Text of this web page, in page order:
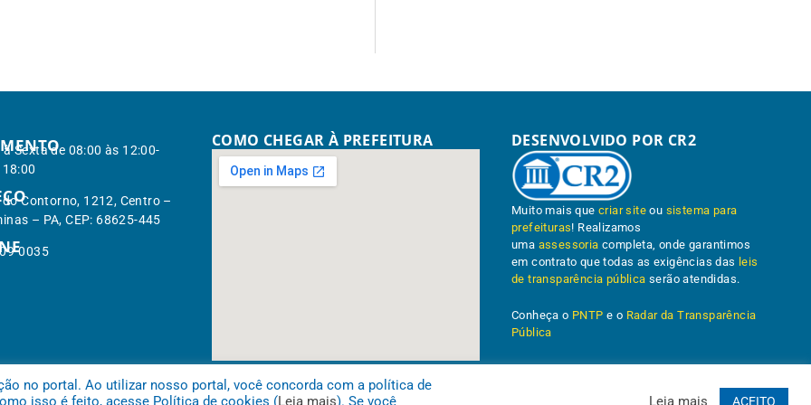
à Sexta de 08:00 às 12:00-
do Contorno, 1212, Centro –
– PA, CEP: 68625-445
0035
COMO CHEGAR À PREFEITURA DESENVOLVIDO POR CR2
Muito mais quecriar site ou sistema para
prefeituras! Realizamos
uma assessoria completa, onde garantimos
em contrato que todas as exigências das leis
de transparência pública serão atendidas.
Conheça o PNTP e o Radar da Transparência
Pública
no portal. Ao utilizar nosso portal, você concorda com a política de
isso é feito, acesse Política de cookies (Leia mais). Se você Leia mais ACEITO